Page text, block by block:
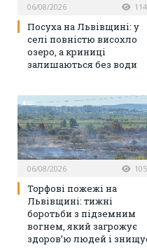
06/08/2026 114
Посуха на Львівщині: у
селі повністю висохло
озеро, а криниці
залишаються без води
06/08/2026 105
Торфові пожежі на
Львівщині: тижні
боротьби з підземним
вогнем, який загрожує
здоров’ю людей і